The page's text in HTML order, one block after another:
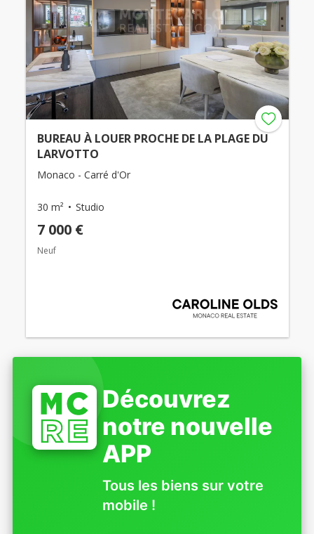
BUREAU À LOUER PROCHE DE LA PLAGE DU
LARVOTTO
Monaco - Carré d'Or
30 m² Studio
7 000 €
Neuf
Découvrez
notre nouvelle
APP
Tous les biens sur votre
mobile !